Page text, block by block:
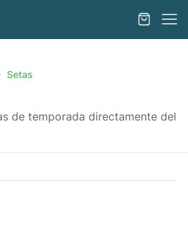
Setas
de temporada directamente del